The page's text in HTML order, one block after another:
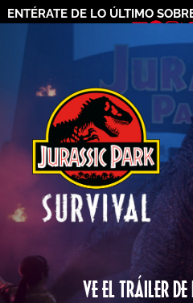
ENTÉRATE DE LO ÚLTIMO
VE EL TRÁILER DE